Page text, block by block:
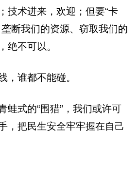
技术进来，欢迎；但要“卡
断我们的资源、窃取我们的
绝不可以。
，谁都不能碰。
蛙式的“围猎”，我们或许可
，把民生安全牢牢握在自己